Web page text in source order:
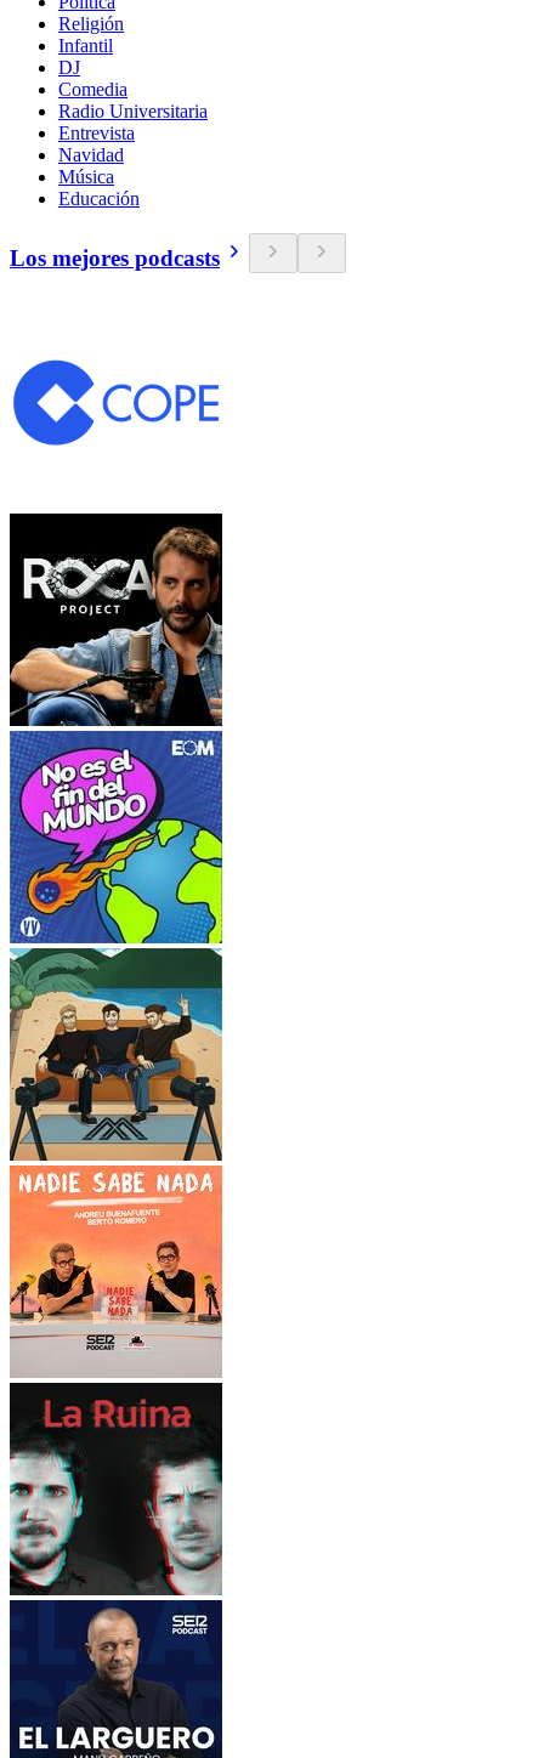
Religión
Infantil
DJ
Comedia
Radio Universitaria
Entrevista
Navidad
Música
Educación
Los mejores podcasts